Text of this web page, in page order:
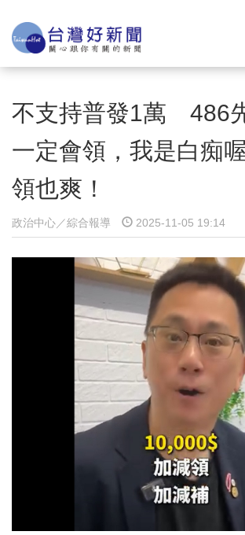
不支持普發1萬 486
一定會領，我是白痴
領也爽！
政治中心／綜合報導 2025-11-05 19:14